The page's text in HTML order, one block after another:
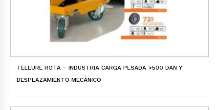
TELLURE ROTA – INDUSTRIA CARGA PESADA >500 DAN Y
DESPLAZAMIENTO MECÁNICO